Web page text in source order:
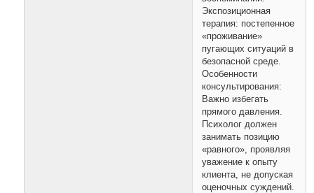
Экспозиционная
терапия: постепенное
«проживание»
пугающих ситуаций в
безопасной среде.
Особенности
консультирования:
Важно избегать
прямого давления.
Психолог должен
занимать позицию
«равного», проявляя
уважение к опыту
клиента, не допуская
оценочных суждений.